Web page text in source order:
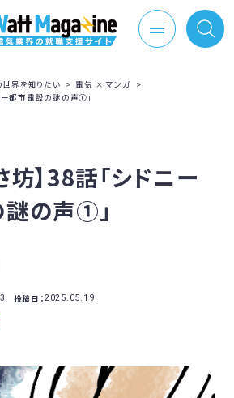
世界を知りたい > 電気 × マンガ
>
ー都市電設の謎の声①」
坊】38話「シドニー
の声①」
投稿日：2025.05.19